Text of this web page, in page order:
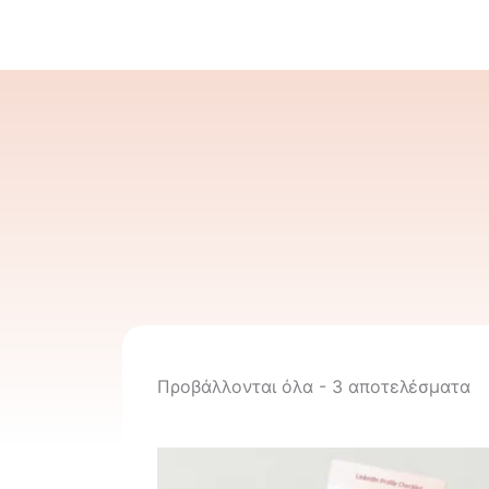
περιεχόμενο
Προβάλλονται όλα - 3 αποτελέσματα